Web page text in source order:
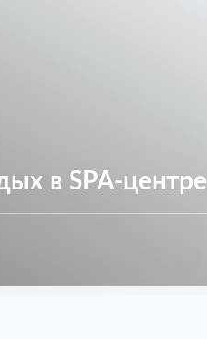
в SPA-центре